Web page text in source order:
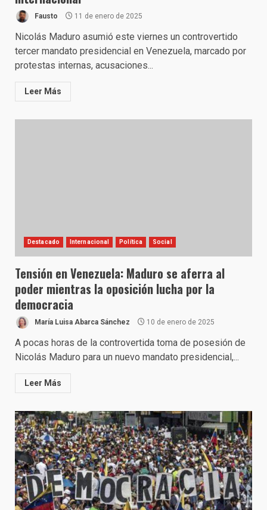
Fausto 11 de enero de 2025
Nicolás Maduro asumió este viernes un controvertido
tercer mandato presidencial en Venezuela, marcado por
protestas internas, acusaciones...
Leer Más
Destacado Internacional Política Social
Tensión en Venezuela: Maduro se aferra al
poder mientras la oposición lucha por la
democracia
María Luisa Abarca Sánchez 10 de enero de 2025
A pocas horas de la controvertida toma de posesión de
Nicolás Maduro para un nuevo mandato presidencial,...
Leer Más